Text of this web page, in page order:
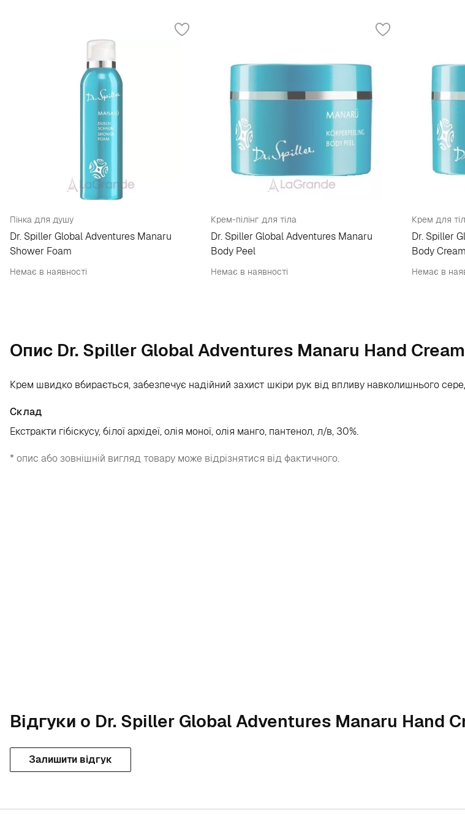
Пінка для душу
Dr. Spiller Global Adventures Manaru
Shower Foam
Немає в наявності
Крем-пілінг для тіла
Dr. Spiller Global Adventures Manaru
Body Peel
Немає в наявності
Крем для
Dr. Spiller
Body Cream
Немає в
Опис Dr. Spiller Global Adventures Manaru Hand Cream
Крем швидко вбирається, забезпечує надійний захист шкіри рук від впливу навколишнього
Склад
Екстракти гібіскусу, білої архідеї, олія моної, олія манго, пантенол, л/в, 30%.
* опис або зовнішній вигляд товару може відрізнятися від фактичного.
Відгуки о Dr. Spiller Global Adventures Manaru Hand
Залишити відгук